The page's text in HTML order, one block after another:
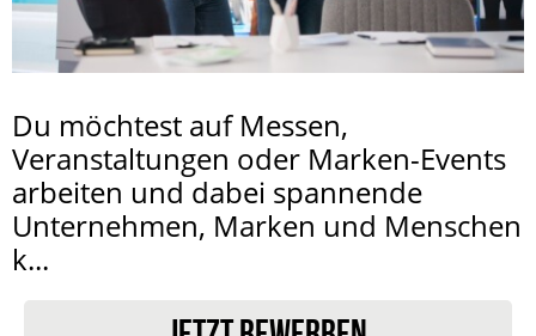
Du möchtest auf Messen,
Veranstaltungen oder Marken-Events
arbeiten und dabei spannende
Unternehmen, Marken und Menschen
k...